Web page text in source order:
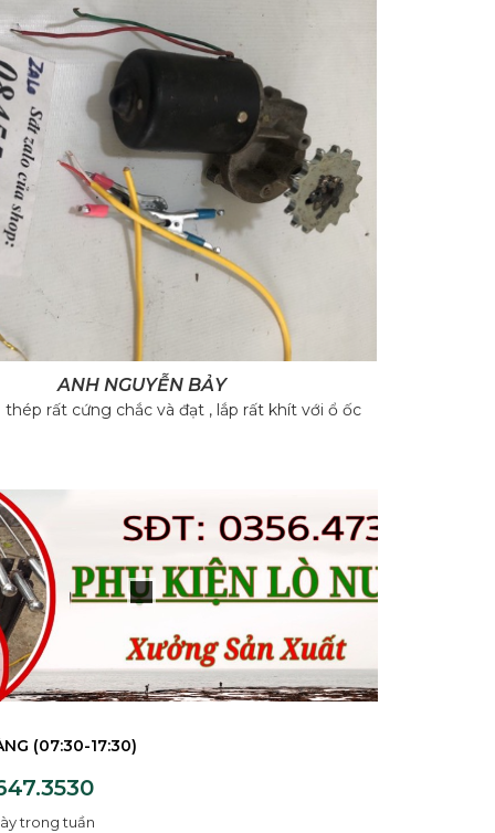
ANH NGUYỄN BẢY
thép rất cứng chắc và đạt , lắp rất khít với ổ ốc
(07:30-17:30)
trong tuần